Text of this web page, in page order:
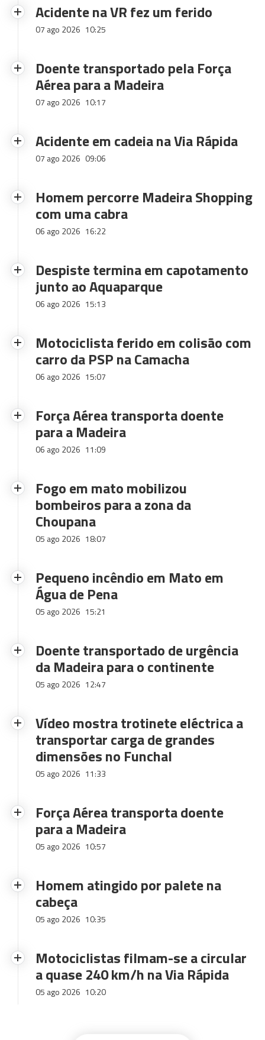
Acidente na VR fez um ferido
07 ago 2026 10:25
Doente transportado pela Força
Aérea para a Madeira
07 ago 2026 10:17
Acidente em cadeia na Via Rápida
07 ago 2026 09:06
Homem percorre Madeira Shopping
com uma cabra
06 ago 2026 16:22
Despiste termina em capotamento
junto ao Aquaparque
06 ago 2026 15:13
Motociclista ferido em colisão com
carro da PSP na Camacha
06 ago 2026 15:07
Força Aérea transporta doente
para a Madeira
06 ago 2026 11:09
Fogo em mato mobilizou
bombeiros para a zona da
Choupana
05 ago 2026 18:07
Pequeno incêndio em Mato em
Água de Pena
05 ago 2026 15:21
Doente transportado de urgência
da Madeira para o continente
05 ago 2026 12:47
Vídeo mostra trotinete eléctrica a
transportar carga de grandes
dimensões no Funchal
05 ago 2026 11:33
Força Aérea transporta doente
para a Madeira
05 ago 2026 10:57
Homem atingido por palete na
cabeça
05 ago 2026 10:35
Motociclistas filmam-se a circular
a quase 240 km/h na Via Rápida
05 ago 2026 10:20